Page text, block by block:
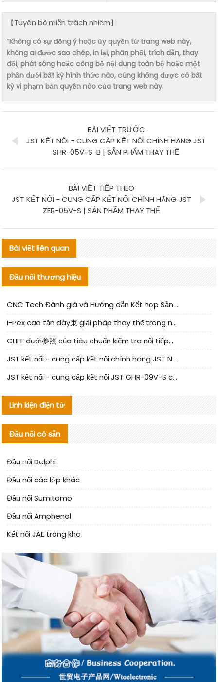
【Tuyên bố miễn trách nhiệm】
“Không có sự đồng ý hoặc ủy quyền từ trang web này,
không ai được sao chép, in lại, phân phối, trích dẫn, thay
đổi, phát sóng hoặc công bố nội dung toàn bộ hoặc một
phần dưới bất kỳ hình thức nào, cũng không được có bất
kỳ vi phạm bản quyền nào của trang web này.
BÀI VIẾT TRƯỚC
JST KẾT NỐI - CUNG CẤP KẾT NỐI CHÍNH HÃNG JST
SHR-05V-S-B | SẢN PHẨM THAY THẾ
BÀI VIẾT TIẾP THEO
JST KẾT NỐI - CUNG CẤP KẾT NỐI CHÍNH HÃNG JST
ZER-05V-S | SẢN PHẨM THAY THẾ
Bài viết liên quan
Đầu nối thương hiệu
CNC Tech Đánh giá và Hướng dẫn Kết hợp Sản xuất Linh kiện Cable Nội địa
I-Pex cao tần dây束 giải pháp thay thế trong nước phân tích
CLIFF dưới参照 của tiêu chuẩn kiểm tra nối tiếp器 trong nước được cập nhật
JST kết nối - cung cấp kết nối chính hãng JST NSHR-02V-S | sản phẩm thay thế
JST kết nối - cung cấp kết nối JST GHR-09V-S chính hãng | hàng thay thế
Linh kiện điện tử
Đầu nối có sẵn
Đầu nối Delphi
Đầu nối các lớp khác
Đầu nối Sumitomo
Đầu nối Amphenol
Kết nối JAE trong kho